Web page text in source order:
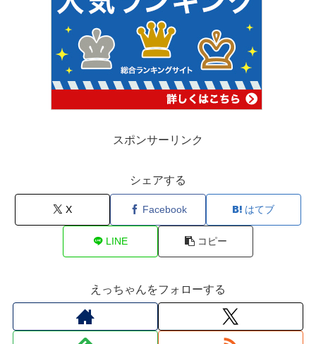
スポンサーリンク
シェアする
X Facebook はてブ
LINE コピー
えっちゃんをフォローする